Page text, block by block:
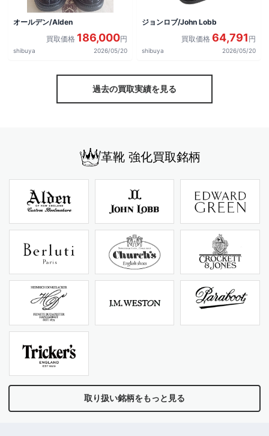
オールデン/Alden
買取価格 186,000円
shibuya 2026/05/20
ジョンロブ/John Lobb
買取価格 64,791 円
shibuya 2026/05/20
過去の買取実績を見る
革靴 強化買取銘柄
取り扱い銘柄をもっと見る